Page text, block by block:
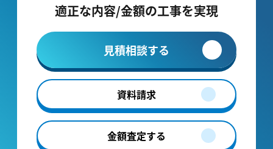
適正な内容/金額の工事を実現
見積相談する
資料請求
金額査定する